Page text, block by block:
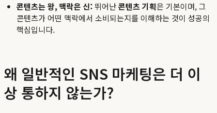
콘텐츠는 왕, 맥락은 신: 뛰어난콘텐츠 기획은 기본이며, 그
콘텐츠가 어떤 맥락에서 소비되는지를 이해하는 것이 성공의
핵심입니다.
왜 일반적인 SNS 마케팅은 더 이
상 통하지 않는가?